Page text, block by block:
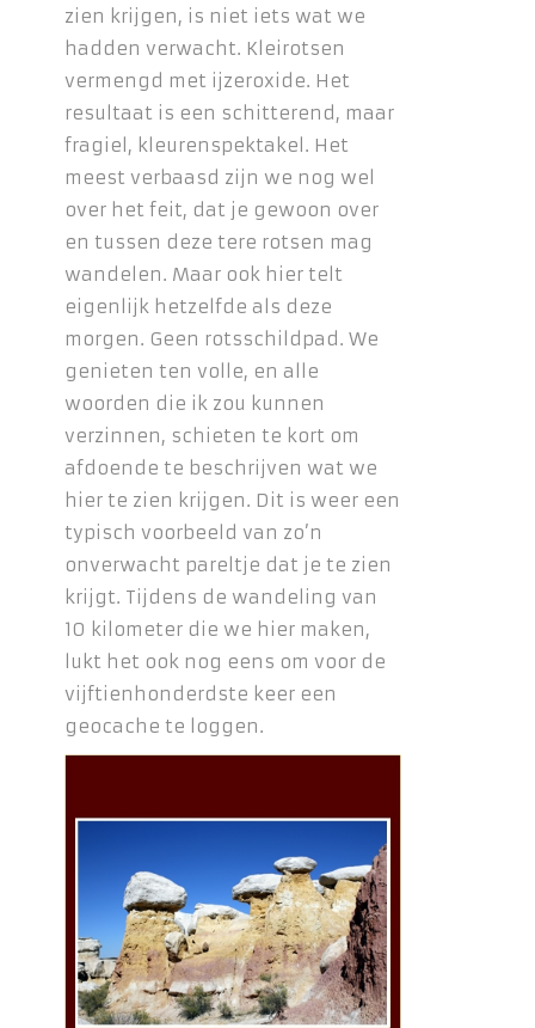
zien krijgen, is niet iets wat we
hadden verwacht. Kleirotsen
vermengd met ijzeroxide. Het
resultaat is een schitterend, maar
fragiel, kleurenspektakel. Het
meest verbaasd zijn we nog wel
over het feit, dat je gewoon over
en tussen deze tere rotsen mag
wandelen. Maar ook hier telt
eigenlijk hetzelfde als deze
morgen. Geen rotsschildpad. We
genieten ten volle, en alle
woorden die ik zou kunnen
verzinnen, schieten te kort om
afdoende te beschrijven wat we
hier te zien krijgen. Dit is weer een
typisch voorbeeld van zo’n
onverwacht pareltje dat je te zien
krijgt. Tijdens de wandeling van
10 kilometer die we hier maken,
lukt het ook nog eens om voor de
vijftienhonderdste keer een
geocache te loggen.